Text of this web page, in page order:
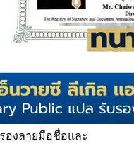
องลายมือชื่อและ